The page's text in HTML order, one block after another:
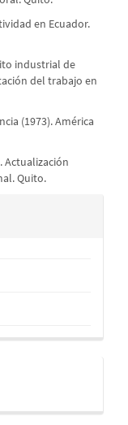
en Ecuador.
industrial de
del trabajo en
(1973). América
Actualización
Quito.